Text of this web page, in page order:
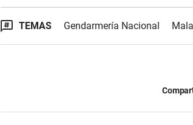
TEMAS Gendarmería Nacional